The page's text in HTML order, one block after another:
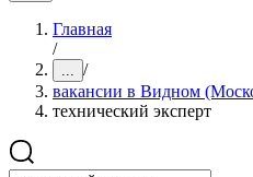
Главная
/
... /
вакансии в Видном
технический эксперт